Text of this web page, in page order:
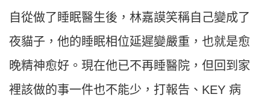
自從做了睡眠醫生後，林嘉謨笑稱自己變成了
夜貓子，他的睡眠相位延遲變嚴重，也就是愈
晚精神愈好。現在他已不再睡醫院，但回到家
裡該做的事一件也不能少，打報告、KEY 病